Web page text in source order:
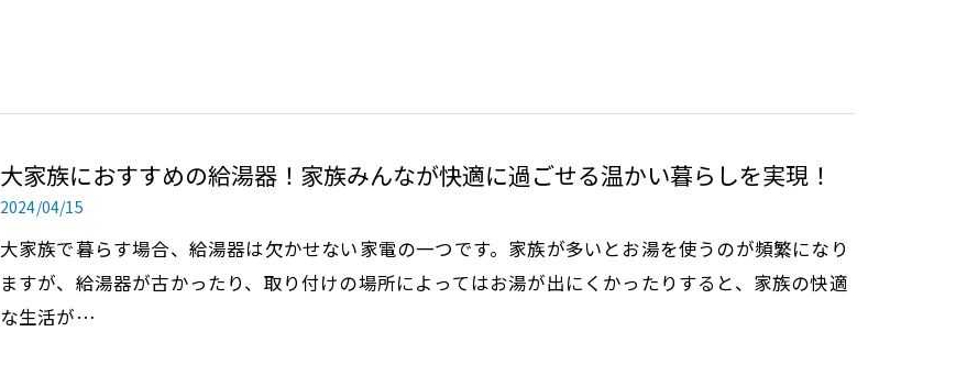
大家族におすすめの給湯器！家族みんなが快適に過ごせる温かい暮らしを実現！
2024/04/15
大家族で暮らす場合、給湯器は欠かせない家電の一つです。家族が多いとお湯を使うのが頻繁になり
ますが、給湯器が古かったり、取り付けの場所によってはお湯が出にくかったりすると、家族の快適
な生活が…